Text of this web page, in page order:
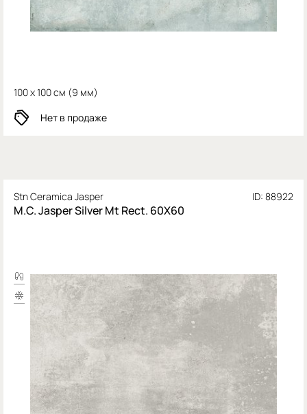
100 x 100 см (9 мм)
Нет в продаже
Stn Ceramica Jasper ID: 88922
M.C. Jasper Silver Mt Rect. 60X60